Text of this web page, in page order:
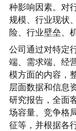
种影响因素。对
规模、行业现状
险、行业壁垒、
公司通过对特定
端、需求端、经
模方面的内容，
层面数据和信息
研究报告，全面
场容量、竞争格
征等，并根据各